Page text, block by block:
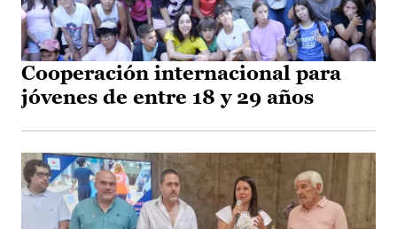
Cooperación internacional para
jóvenes de entre 18 y 29 años